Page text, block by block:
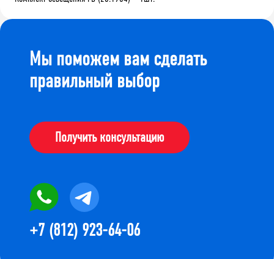
Мы поможем вам сделать
правильный выбор
Получить консультацию
+7 (812) 923-64-06